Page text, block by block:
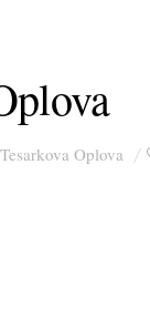
Oplova